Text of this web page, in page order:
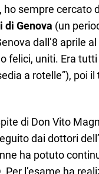
ho sempre cercato
di Genova (un
dall’8 aprile
felici, uniti. Era
a rotelle”), poi
di Don Vito
dai dottori
ha potuto
Per l’esame ha